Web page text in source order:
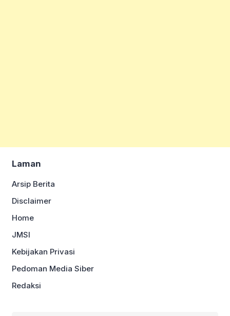
Laman
Arsip Berita
Disclaimer
Home
JMSI
Kebijakan Privasi
Pedoman Media Siber
Redaksi